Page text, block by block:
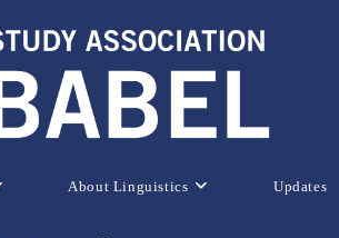
About Linguistics Updates